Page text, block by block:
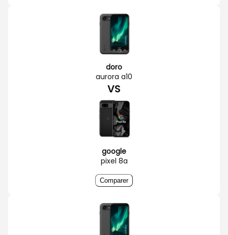
doro
aurora a10
VS
google
pixel 8a
Comparer